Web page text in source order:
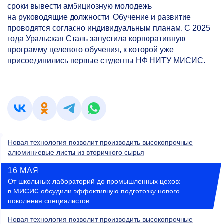
сроки вывести амбициозную молодежь
на руководящие должности. Обучение и развитие
проводятся согласно индивидуальным планам. С 2025
года Уральская Сталь запустила корпоративную
программу целевого обучения, к которой уже
присоединились первые студенты НФ НИТУ МИСИС.
Новая технология позволит производить высокопрочные
алюминиевые листы из вторичного сырья
16 МАЯ
От школьных лабораторий до промышленных цехов:
в МИСИС обсудили эффективную подготовку нового
поколения специалистов
Новая технология позволит производить высокопрочные